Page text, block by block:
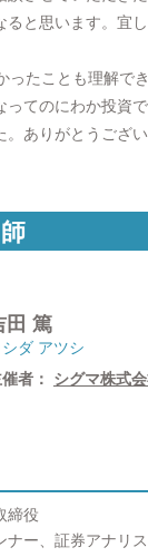
と思います。宜し
ったことも理解で
ってのにわか投資
ありがとうござい
田 篤
シダ アツシ
者： シグマ株式
締役
ー、証券アナリ